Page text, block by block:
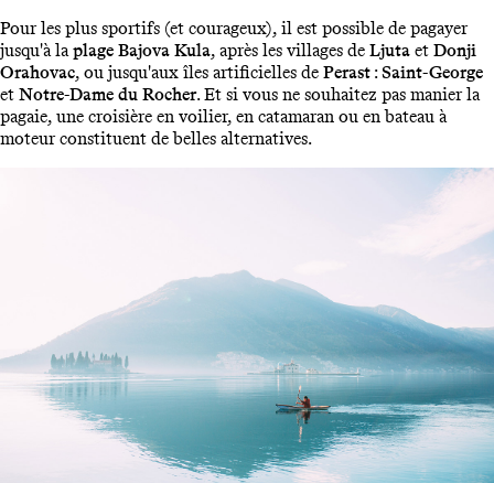
Pour les plus sportifs (et courageux), il est possible de pagayer
jusqu'à laplage Bajova Kula, après les villages de Ljuta et Donji
Orahovac, ou jusqu'aux îles artificielles de Perast :Saint-George
et Notre-Dame du Rocher. Et si vous ne souhaitez pas manier la
pagaie, une croisière en voilier, en catamaran ou en bateau à
moteur constituent de belles alternatives.